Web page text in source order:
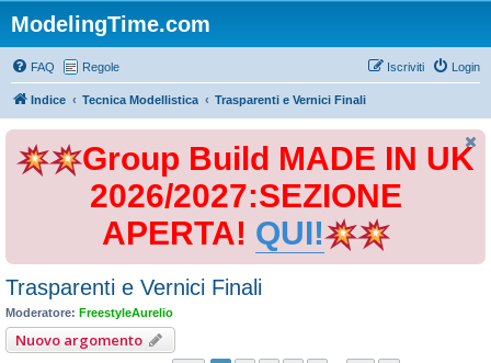
ModelingTime.com
FAQ Regole Login
Iscriviti
Indice Tecnica Modellistica Trasparenti e Vernici Finali
Group Build MADE IN UK
2026/2027:SEZIONE
APERTA! QUI!
Trasparenti e Vernici Finali
Moderatore: FreestyleAurelio
Nuovo argomento